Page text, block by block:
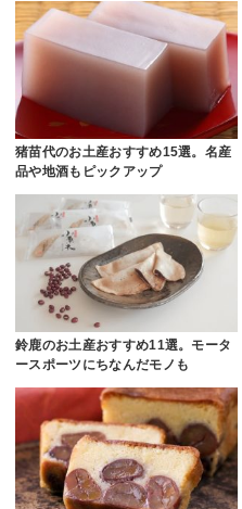
猪苗代のお土産おすすめ15選。名産
品や地酒もピックアップ
鈴鹿のお土産おすすめ11選。モータ
ースポーツにちなんだモノも